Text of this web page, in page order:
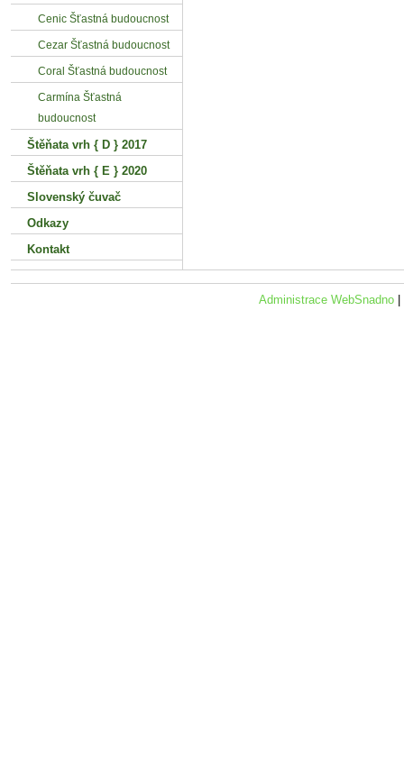
Cenic Šťastná budoucnost
Cezar Šťastná budoucnost
Coral Šťastná budoucnost
Carmína Šťastná
budoucnost
Štěňata vrh { D } 2017
Štěňata vrh { E } 2020
Slovenský čuvač
Odkazy
Kontakt
Administrace WebSnadno|